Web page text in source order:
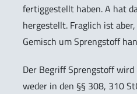
fertiggestellt haben. A hat
hergestellt. Fraglich ist
Gemisch um Sprengstoff
Der Begriff Sprengstoff
weder in den §§ 308, 310